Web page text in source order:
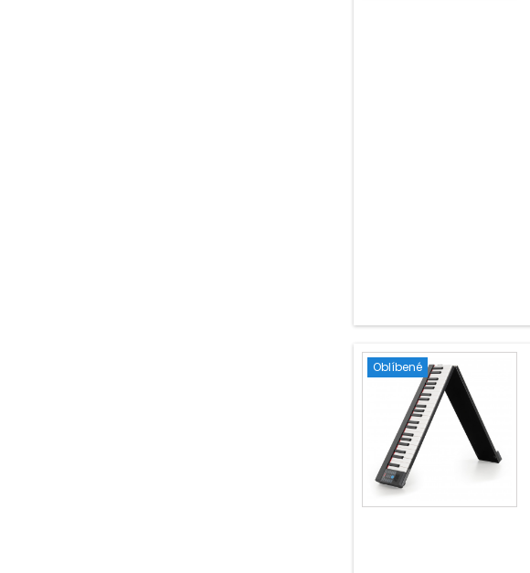
Oblíbené